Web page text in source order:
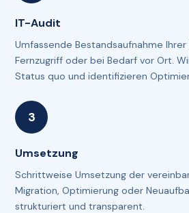
IT-Audit
Umfassende Bestandsaufnahme
Fernzugriff oder bei Bedarf vor Ort.
Status quo und identifizieren
Umsetzung
Schrittweise Umsetzung der
Migration, Optimierung oder
strukturiert und transparent.